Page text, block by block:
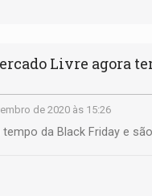
Livre agora
de 2020 às 15:26
da Black Friday e